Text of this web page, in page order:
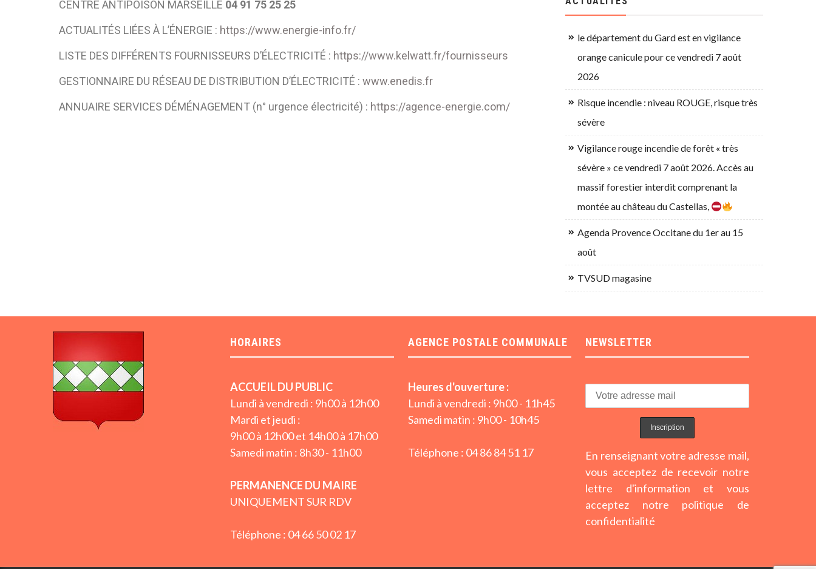
CENTRE ANTIPOISON MARSEILLE 04 91 75 25 25
ACTUALITÉS LIÉES À L’ÉNERGIE : https://www.energie-info.fr/
LISTE DES DIFFÉRENTS FOURNISSEURS D’ÉLECTRICITÉ : https://www.kelwatt.fr/fournisseurs
GESTIONNAIRE DU RÉSEAU DE DISTRIBUTION D’ÉLECTRICITÉ : www.enedis.fr
ANNUAIRE SERVICES DÉMÉNAGEMENT (n° urgence électricité) : https://agence-energie.com/
le département du Gard est en vigilance
orange canicule pour ce vendredi 7 août
2026
Risque incendie : niveau ROUGE, risque très
sévère
Vigilance rouge incendie de forêt « très
sévère » ce vendredi 7 août 2026. Accès au
massif forestier interdit comprenant la
montée au château du Castellas,
Agenda Provence Occitane du 1er au 15
août
TVSUD magasine
HORAIRES
ACCUEIL DU PUBLIC
Lundi à vendredi : 9h00 à 12h00
Mardi et jeudi :
9h00 à 12h00 et 14h00 à 17h00
Samedi matin : 8h30 - 11h00
PERMANENCE DU MAIRE
UNIQUEMENT SUR RDV
Téléphone : 04 66 50 02 17
AGENCE POSTALE COMMUNALE
Heures d'ouverture :
Lundi à vendredi : 9h00 - 11h45
Samedi matin : 9h00 - 10h45
Téléphone : 04 86 84 51 17
NEWSLETTER
En renseignant votre adresse mail,
vous acceptez de recevoir notre
lettre d'information et vous
acceptez notre politique de
confidentialité